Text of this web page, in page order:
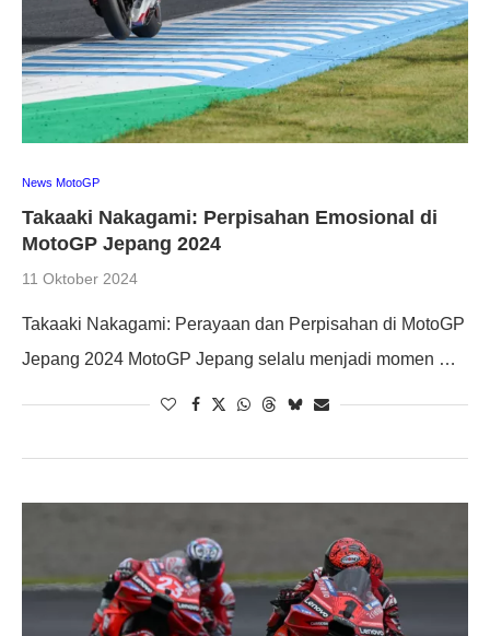
News MotoGP
Takaaki Nakagami: Perpisahan Emosional di
MotoGP Jepang 2024
11 Oktober 2024
Takaaki Nakagami: Perayaan dan Perpisahan di MotoGP
Jepang 2024 MotoGP Jepang selalu menjadi momen …